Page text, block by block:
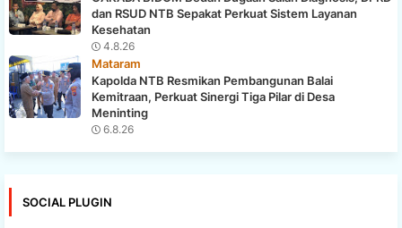
dan RSUD NTB Sepakat Perkuat Sistem Layanan
Kesehatan
4.8.26
Mataram
Kapolda NTB Resmikan Pembangunan Balai
Kemitraan, Perkuat Sinergi Tiga Pilar di Desa
Meninting
6.8.26
SOCIAL PLUGIN